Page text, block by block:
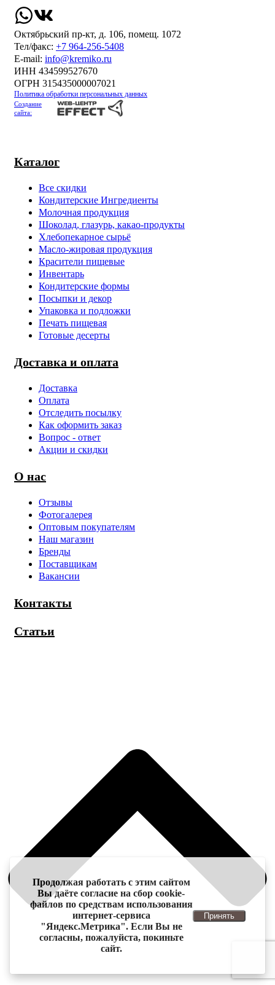
Каталог
Все скидки
Кондитерские Ингредиенты
Молочная продукция
Шоколад, глазурь, какао-продукты
Хлебопекарное сырьё
Масло-жировая продукция
Красители пищевые
Инвентарь
Кондитерские формы
Посыпки и декор
Упаковка и подложки
Печать пищевая
Готовые десерты
Доставка и оплата
Доставка
Оплата
Отследить посылку
Как оформить заказ
Вопрос - ответ
Акции и скидки
О нас
Отзывы
Фотогалерея
Оптовым покупателям
Наш магазин
Бренды
Поставщикам
Вакансии
Контакты
Статьи
Октябрьский пр-кт, д. 106, помещ. 1072
Тел/факс: +7 964-256-5408
Е-mail: info@kremiko.ru
ИНН 434599527670
ОГРН 315435000007021
Политика обработки персональных данных
Создание
сайта:
Продолжая работать с этим сайтом
Вы даёте согласие на сбор cookie-
файлов по средствам использования
интернет-сервиса
"Яндекс.Метрика". Если Вы не
согласны, пожалуйста, покиньте
сайт.
Принять